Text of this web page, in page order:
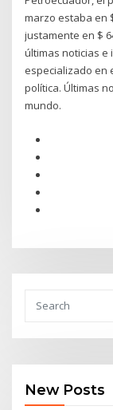
marzo estaba en
justamente en $
últimas noticias e
especializado en
política. Últimas
mundo.
New Posts